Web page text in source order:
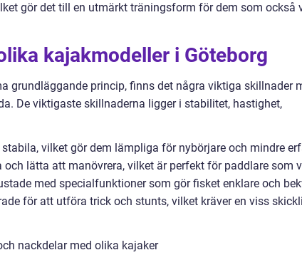
gör det till en utmärkt träningsform för dem som också
kajakmodeller i Göteborg
grundläggande princip, finns det några viktiga skillnader
De viktigaste skillnaderna ligger i stabilitet, hastighet,
vilket gör dem lämpliga för nybörjare och mindre
och lätta att manövrera, vilket är perfekt för paddlare som
med specialfunktioner som gör fisket enklare och
för att utföra trick och stunts, vilket kräver en viss
nackdelar med olika kajaker